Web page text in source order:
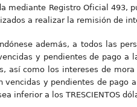
mediante Registro Oficial 493,
a realizar la remisión de
además, a todos las
y pendientes de pago a
así como los intereses de
vencidas y pendientes de pago
inferior a los TRESCIENTOS